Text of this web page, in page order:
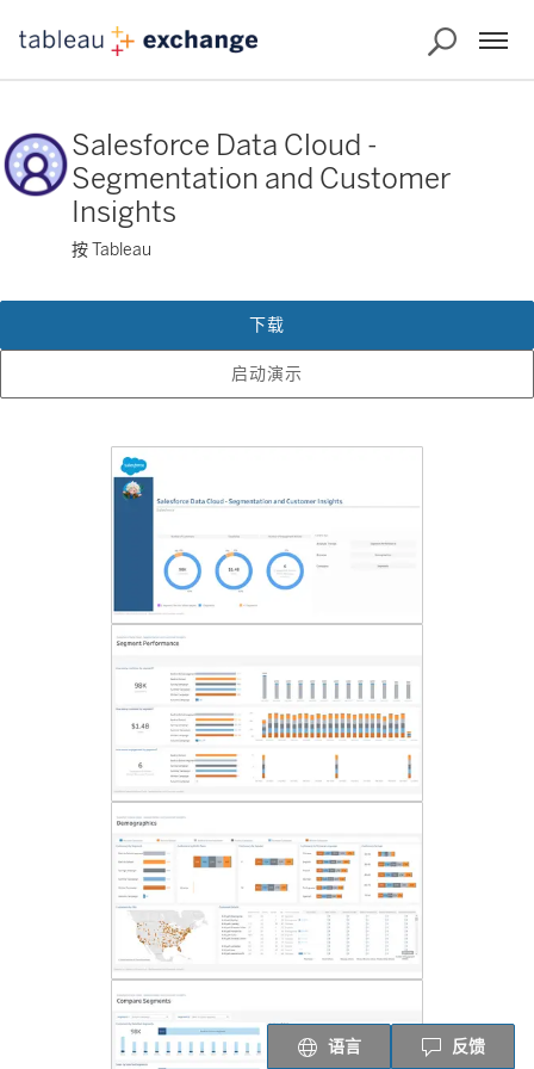
Salesforce Data Cloud -
Segmentation and Customer
Insights
按 Tableau
启动演示
下载
语言 反馈